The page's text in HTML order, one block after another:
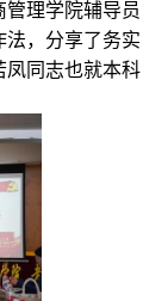
理学院辅导员
法，分享了务实
凤同志也就本科